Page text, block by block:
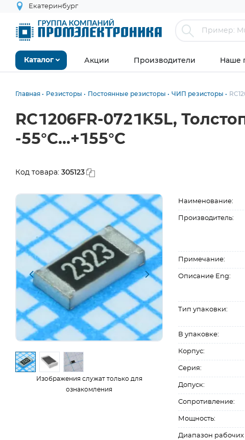
Екатеринбург
Каталог Акции Производители Наше
Главная Резисторы Постоянные резисторы ЧИП резисторы
RC1206FR-0721K5L,
-55°С...+155°С
Код товара: 305123
Изображения служат только для
ознакомления
Наименование:
Производитель:
Примечание:
Описание Eng:
Тип упаковки:
В упаковке:
Корпус:
Серия:
Допуск:
Сопротивление:
Мощность:
Диапазон рабочих